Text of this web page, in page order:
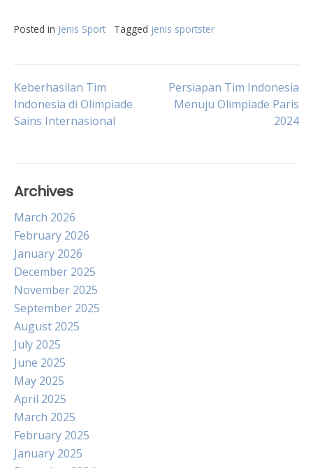
Posted in Jenis Sport Tagged jenis sportster
Post
navigation
Keberhasilan Tim
Indonesia di Olimpiade
Sains Internasional
Persiapan Tim Indonesia
Menuju Olimpiade Paris
2024
Archives
March 2026
February 2026
January 2026
December 2025
November 2025
September 2025
August 2025
July 2025
June 2025
May 2025
April 2025
March 2025
February 2025
January 2025